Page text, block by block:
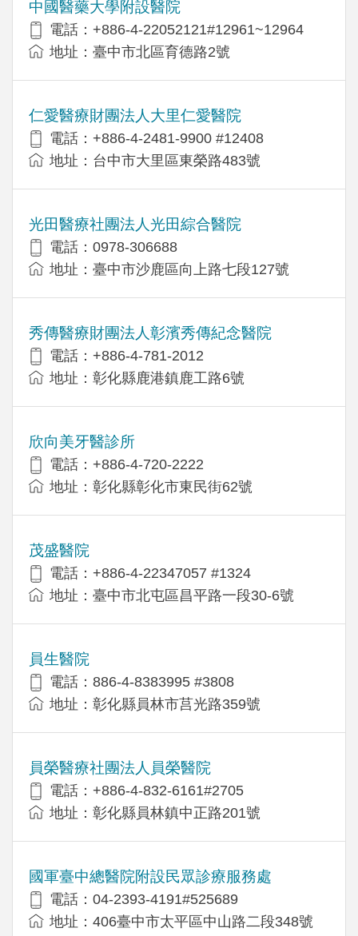
中國醫藥大學附設醫院
電話：+886-4-22052121#12961~12964
地址：臺中市北區育德路2號
仁愛醫療財團法人大里仁愛醫院
電話：+886-4-2481-9900 #12408
地址：台中市大里區東榮路483號
光田醫療社團法人光田綜合醫院
電話：0978-306688
地址：臺中市沙鹿區向上路七段127號
秀傳醫療財團法人彰濱秀傳紀念醫院
電話：+886-4-781-2012
地址：彰化縣鹿港鎮鹿工路6號
欣向美牙醫診所
電話：+886-4-720-2222
地址：彰化縣彰化市東民街62號
茂盛醫院
電話：+886-4-22347057 #1324
地址：臺中市北屯區昌平路一段30-6號
員生醫院
電話：886-4-8383995 #3808
地址：彰化縣員林市莒光路359號
員榮醫療社團法人員榮醫院
電話：+886-4-832-6161#2705
地址：彰化縣員林鎮中正路201號
國軍臺中總醫院附設民眾診療服務處
電話：04-2393-4191#525689
地址：406臺中市太平區中山路二段348號